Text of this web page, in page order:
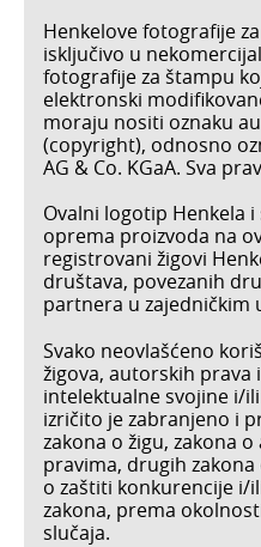
Henkelove fotografije
isključivo u
fotografije za štampu
elektronski
moraju nositi oznaku
(copyright), odnosno
AG & Co. KGaA. Sva
Ovalni logotip Henkela
oprema proizvoda na
registrovani žigovi
društava, povezanih
partnera u zajedničkim
Svako neovlašćeno
žigova, autorskih prava
intelektualne svojine i/
izričito je zabranjeno i
zakona o žigu, zakona
pravima, drugih
o zaštiti konkurencije
zakona, prema
slučaja.